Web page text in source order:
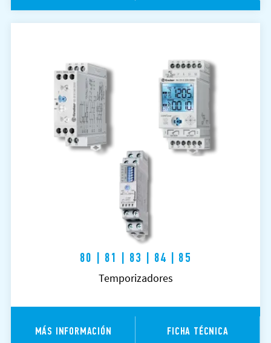
80 | 81 | 83 | 84 | 85
Temporizadores
MÁS INFORMACIÓN FICHA TÉCNICA